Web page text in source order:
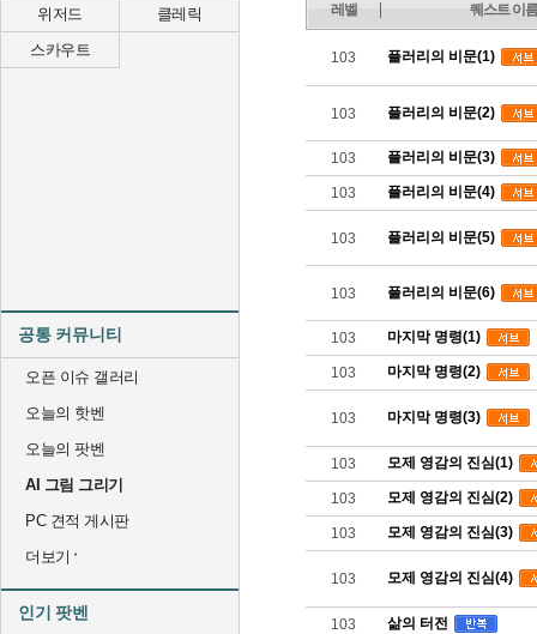
위저드
클레릭
스카우트
공통 커뮤니티
오픈 이슈 갤러리
오늘의 핫벤
오늘의 팟벤
AI 그림 그리기
PC 견적 게시판
더보기
인기 팟벤
레벨 퀘스트 이름
103 플러리의 비문(1)
103 플러리의 비문(2)
103 플러리의 비문(3)
103 플러리의 비문(4)
103 플러리의 비문(5)
103 플러리의 비문(6)
103 마지막 명령(1)
103 마지막 명령(2)
103 마지막 명령(3)
103 모제 영감의 진심(1)
103 모제 영감의 진심(2)
103 모제 영감의 진심(3)
103 모제 영감의 진심(4)
103 삶의 터전